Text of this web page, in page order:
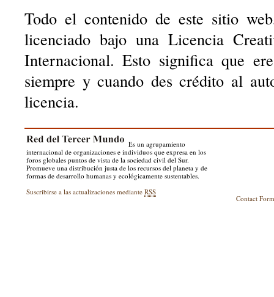
Todo el contenido de este sitio
licenciado bajo una Licencia
Internacional. Esto significa que
siempre y cuando des crédito al
licencia.
Es un agrupamiento
internacional de organizaciones e individuos que expresa en los
foros globales puntos de vista de la sociedad civil del Sur.
Promueve una distribución justa de los recursos del planeta y de
formas de desarrollo humanas y ecológicamente sustentables.
Suscribirse a las actualizaciones medianteRSS
Contact Form